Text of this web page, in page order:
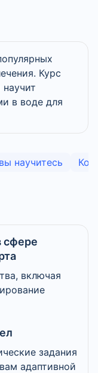
Курс
в воде для
научитесь
сфере
включая
задания
адаптивной